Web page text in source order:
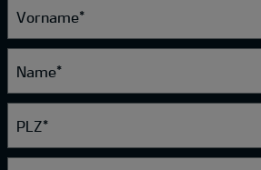
Vorname*
Name*
PLZ*